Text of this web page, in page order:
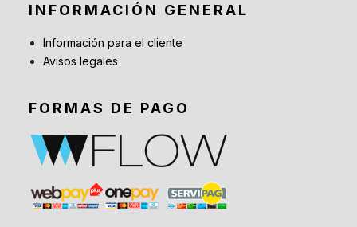
INFORMACIÓN GENERAL
Información para el cliente
Avisos legales
FORMAS DE PAGO